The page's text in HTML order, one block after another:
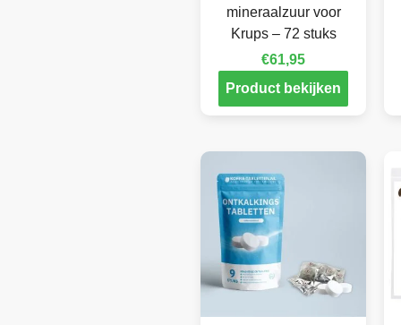
mineraalzuur voor
Krups – 72 stuks
€61,95
Product bekijken